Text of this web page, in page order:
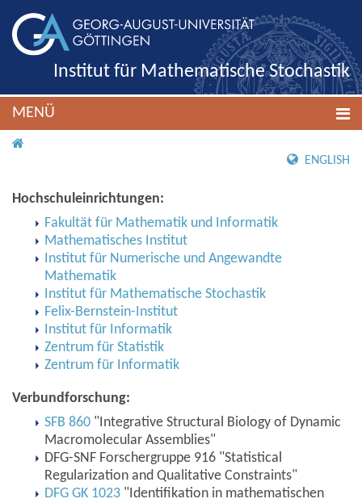
Institut für Mathematische Stochastik
MENÜ
ENGLISH
Hochschuleinrichtungen:
Fakultät für Mathematik und Informatik
Mathematisches Institut
Institut für Numerische und Angewandte
Mathematik
Institut für Mathematische Stochastik
Felix-Bernstein-Institut
Institut für Informatik
Zentrum für Statistik
Zentrum für Informatik
Verbundforschung:
SFB 860 "Integrative Structural Biology of Dynamic
Macromolecular Assemblies"
DFG-SNF Forschergruppe 916 "Statistical
Regularization and Qualitative Constraints"
DFG GK 1023 "Identifikation in mathematischen